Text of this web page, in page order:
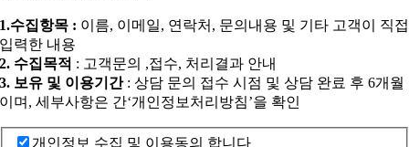
1.수집항목 : 이름, 이메일, 연락처, 문의내용 및 기타 고객이 직접
입력한 내용
2. 수집목적 : 고객문의 ,접수, 처리결과 안내
3. 보유 및 이용기간: 상담 문의 접수 시점 및 상담 완료 후 6개월
이며, 세부사항은 간‘개인정보처리방침’을 확인
개인정보 수집 및 이용동의 합니다